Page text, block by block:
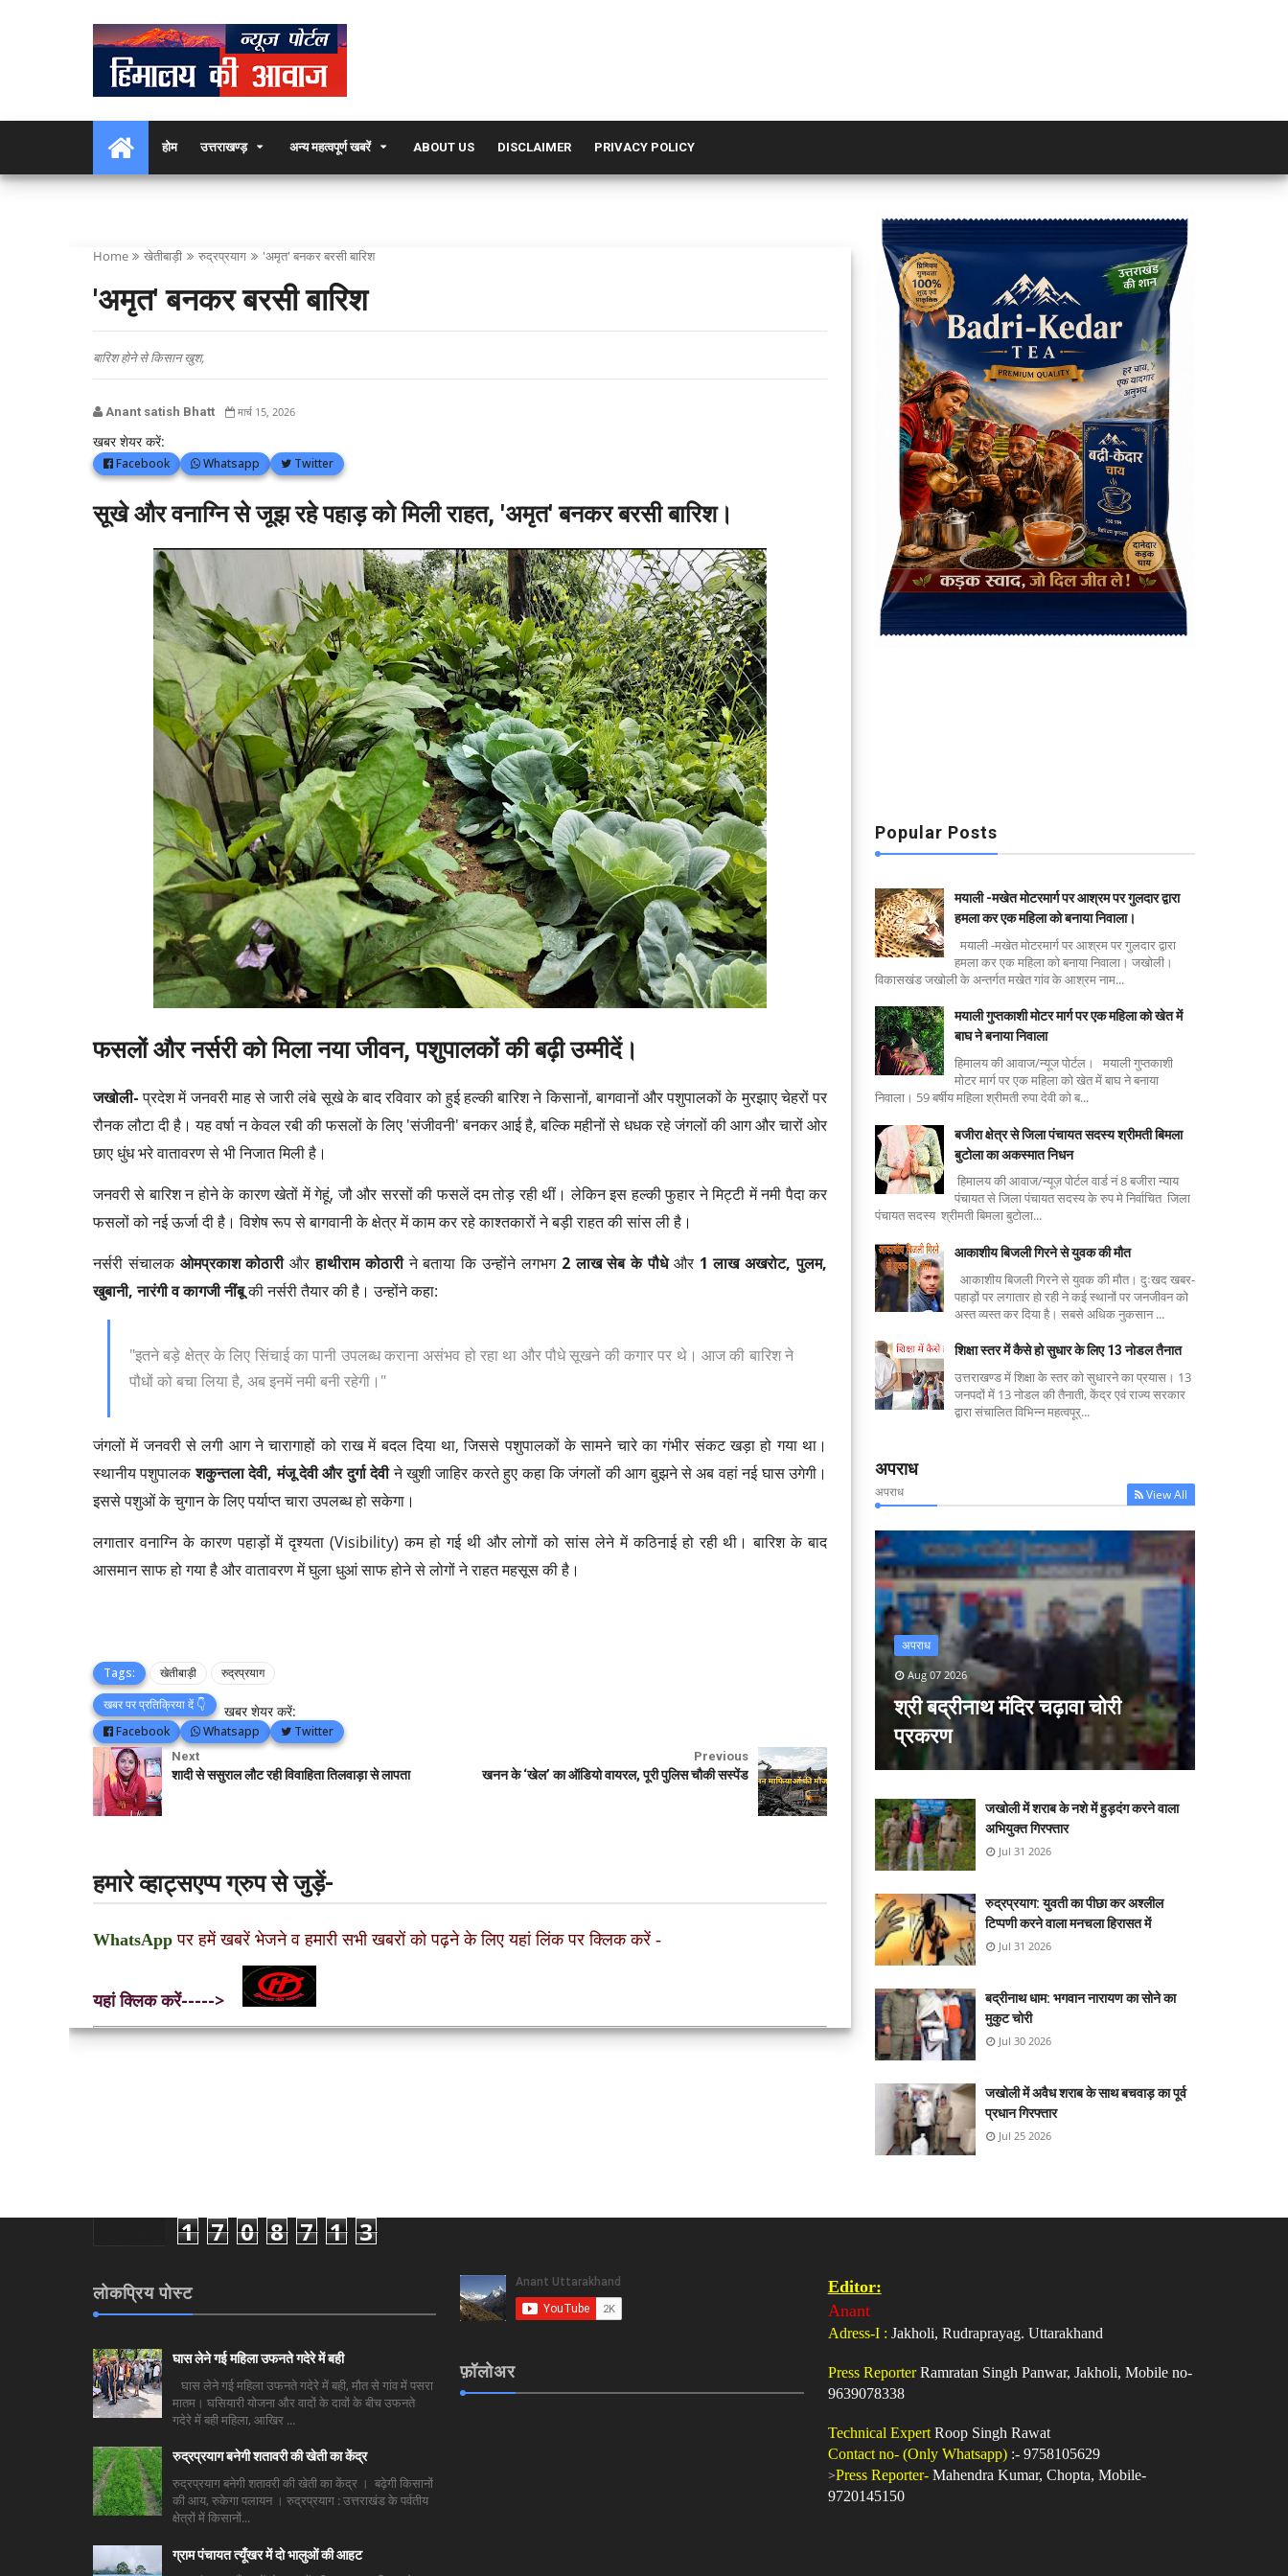
होम उत्तराखण्ड़ अन्य महत्वपूर्ण खबरें ABOUT US DISCLAIMER PRIVACY POLICY
Home खेतीबाड़ी रुद्रप्रयाग 'अमृत' बनकर बरसी बारिश
'अमृत' बनकर बरसी बारिश
बारिश होने से किसान खुश,
Anant satish Bhatt मार्च 15, 2026
खबर शेयर करें:
Facebook Whatsapp Twitter
सूखे और वनाग्नि से जूझ रहे पहाड़ को मिली राहत, 'अमृत' बनकर बरसी बारिश।
फसलों और नर्सरी को मिला नया जीवन, पशुपालकों की बढ़ी उम्मीदें।
जखोली-प्रदेश में जनवरी माह से जारी लंबे सूखे के बाद रविवार को हुई हल्की बारिश ने किसानों, बागवानों और पशुपालकों के मुरझाए चेहरों पर
रौनक लौटा दी है। यह वर्षा न केवल रबी की फसलों के लिए 'संजीवनी' बनकर आई है, बल्कि महीनों से धधक रहे जंगलों की आग और चारों ओर
छाए धुंध भरे वातावरण से भी निजात मिली है।
जनवरी से बारिश न होने के कारण खेतों में गेहूं, जौ और सरसों की फसलें दम तोड़ रही थीं। लेकिन इस हल्की फुहार ने मिट्टी में नमी पैदा कर
फसलों को नई ऊर्जा दी है। विशेष रूप से बागवानी के क्षेत्र में काम कर रहे काश्तकारों ने बड़ी राहत की सांस ली है।
नर्सरी संचालक ओमप्रकाश कोठारीऔरहाथीराम कोठारीने बताया कि उन्होंने लगभग 2 लाख सेब के पौधेऔर 1 लाख अखरोट, पुलम,
खुबानी, नारंगी व कागजी नींबूकी नर्सरी तैयार की है। उन्होंने कहा:
"इतने बड़े क्षेत्र के लिए सिंचाई का पानी उपलब्ध कराना असंभव हो रहा था और पौधे सूखने की कगार पर थे। आज की बारिश ने
पौधों को बचा लिया है, अब इनमें नमी बनी रहेगी।"
जंगलों में जनवरी से लगी आग ने चारागाहों को राख में बदल दिया था, जिससे पशुपालकों के सामने चारे का गंभीर संकट खड़ा हो गया था।
स्थानीय पशुपालकशकुन्तला देवी, मंजू देवी और दुर्गा देवीने खुशी जाहिर करते हुए कहा कि जंगलों की आग बुझने से अब वहां नई घास उगेगी।
इससे पशुओं के चुगान के लिए पर्याप्त चारा उपलब्ध हो सकेगा।
लगातार वनाग्नि के कारण पहाड़ों में दृश्यता (Visibility) कम हो गई थी और लोगों को सांस लेने में कठिनाई हो रही थी। बारिश के बाद
आसमान साफ हो गया है और वातावरण में घुला धुआं साफ होने से लोगों ने राहत महसूस की है।
Tags: खेतीबाड़ी
रुद्रप्रयाग
खबर पर प्रतिक्रिया दें 👇
खबर शेयर करें:
Facebook Whatsapp Twitter
Next
शादी से ससुराल लौट रही विवाहिता तिलवाड़ा से लापता
Previous
खनन के ‘खेल’ का ऑडियो वायरल, पूरी पुलिस चौकी सस्पेंड
हमारे व्हाट्सएप्प ग्रुप से जुड़ें-
WhatsApp पर हमें खबरें भेजने व हमारी सभी खबरों को पढ़ने के लिए यहां लिंक पर क्लिक करें -
यहां क्लिक करें----->
Popular Posts
मयाली -मखेत मोटरमार्ग पर आश्रम पर गुलदार द्वारा
हमला कर एक महिला को बनाया निवाला।
मयाली -मखेत मोटरमार्ग पर आश्रम पर गुलदार द्वारा
हमला कर एक महिला को बनाया निवाला। जखोली।
विकासखंड जखोली के अन्तर्गत मखेत गांव के आश्रम नाम...
मयाली गुप्तकाशी मोटर मार्ग पर एक महिला को खेत में
बाघ ने बनाया निवाला
हिमालय की आवाज/न्यूज पोर्टल। मयाली गुप्तकाशी
मोटर मार्ग पर एक महिला को खेत में बाघ ने बनाया
निवाला। 59 बर्षीय महिला श्रीमती रुपा देवी को ब...
बजीरा क्षेत्र से जिला पंचायत सदस्य श्रीमती बिमला
बुटोला का अकस्मात निधन
हिमालय की आवाज/न्यूज़ पोर्टल वार्ड नं 8 बजीरा न्याय
पंचायत से जिला पंचायत सदस्य के रुप मे निर्वाचित जिला
पंचायत सदस्य श्रीमती बिमला बुटोला...
आकाशीय बिजली गिरने से युवक की मौत
आकाशीय बिजली गिरने से युवक की मौत। दुःखद खबर-
पहाड़ों पर लगातार हो रही ने कई स्थानों पर जनजीवन को
अस्त व्यस्त कर दिया है। सबसे अधिक नुकसान ...
शिक्षा स्तर में कैसे हो सुधार के लिए 13 नोडल तैनात
उत्तराखण्ड में शिक्षा के स्तर को सुधारने का प्रयास। 13
जनपदों में 13 नोडल की तैनाती, केंद्र एवं राज्य सरकार
द्वारा संचालित विभिन्न महत्वपूर्...
अपराध
अपराध View All
अपराध
Aug 07 2026
श्री बद्रीनाथ मंदिर चढ़ावा चोरी
प्रकरण
जखोली में शराब के नशे में हुड़दंग करने वाला
अभियुक्त गिरफ्तार
Jul 31 2026
रुद्रप्रयाग: युवती का पीछा कर अश्लील
टिप्पणी करने वाला मनचला हिरासत में
Jul 31 2026
बद्रीनाथ धाम: भगवान नारायण का सोने का
मुकुट चोरी
Jul 30 2026
जखोली में अवैध शराब के साथ बचवाड़ का पूर्व
प्रधान गिरफ्तार
Jul 25 2026
1 7 0 8 7 1 3
लोकप्रिय पोस्ट
घास लेने गई महिला उफनते गदेरे में बही
घास लेने गई महिला उफनते गदेरे में बही, मौत से गांव में पसरा
मातम। घसियारी योजना और वादों के दावों के बीच उफनते
गदेरे में बही महिला, आखिर ...
रुद्रप्रयाग बनेगी शतावरी की खेती का केंद्र
रुद्रप्रयाग बनेगी शतावरी की खेती का केंद्र । बढ़ेगी किसानों
की आय, रुकेगा पलायन । रुद्रप्रयाग : उत्तराखंड के पर्वतीय
क्षेत्रों में किसानों...
ग्राम पंचायत त्यूँखर में दो भालुओं की आहट
फ़ॉलोअर
Editor:
Anant
Adress-I : Jakholi, Rudraprayag. Uttarakhand
Press ReporterRamratan Singh Panwar, Jakholi, Mobile no-
9639078338
Technical ExpertRoop Singh Rawat
Contact no- (Only Whatsapp) :- 9758105629
>Press Reporter-Mahendra Kumar, Chopta, Mobile-
9720145150